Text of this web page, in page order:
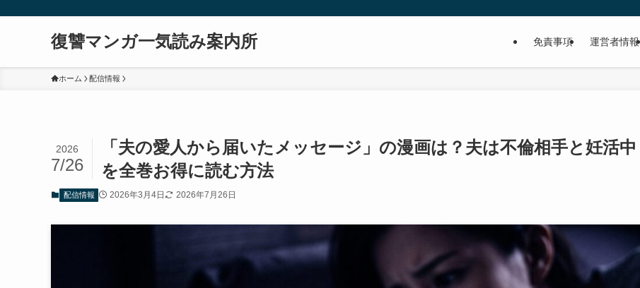
復讐マンガ一気読み案内所 免責事項 運営者情報
ホーム 配信情報
「夫の愛人から届いたメッセージ」の漫画は？夫は不倫相手と妊活中
を全巻お得に読む方法
2026
7/26
配信情報 2026年3月4日 2026年7月26日